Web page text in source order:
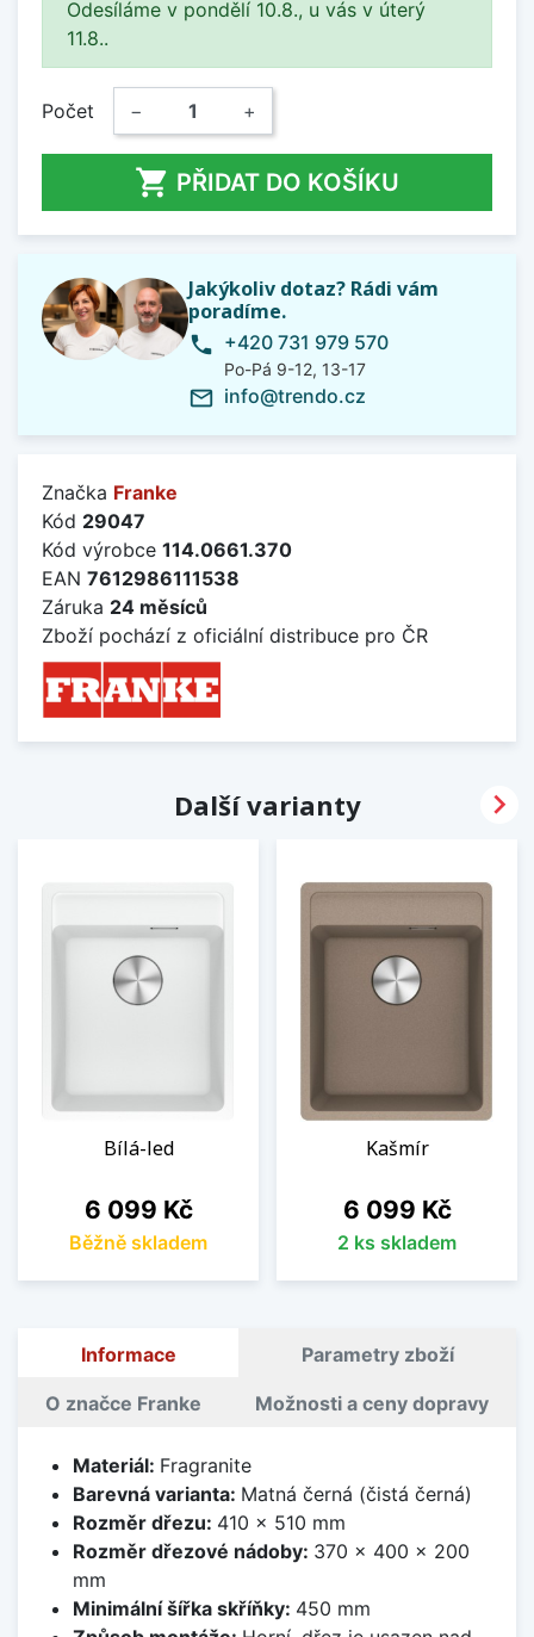
Odesíláme v pondělí 10.8., u vás v úterý
11.8..
Počet − +
 PŘIDAT DO KOŠÍKU
Jakýkoliv dotaz? Rádi vám
poradíme.
phone +420 731 979 570
Po-Pá 9-12, 13-17
mail_outline info@trendo.cz
Značka Franke
Kód 29047
Kód výrobce 114.0661.370
EAN 7612986111538
Záruka 24 měsíců
Zboží pochází z oficiální distribuce pro ČR
Další varianty
Bílá-led
Cena
6 099 Kč
Běžně skladem
Kašmír
Cena
6 099 Kč
2 ks skladem

Informace Parametry zboží
O značce Franke Možnosti a ceny dopravy
Materiál: Fragranite
Barevná varianta: Matná černá (čistá černá)
Rozměr dřezu: 410 x 510 mm
Rozměr dřezové nádoby: 370 x 400 x 200
mm
Minimální šířka skříňky: 450 mm